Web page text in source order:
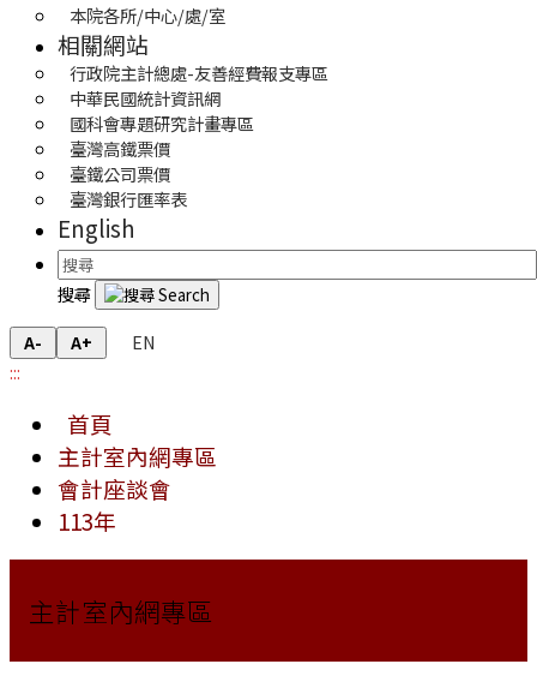
本院各所/中心/處/室
相關網站
行政院主計總處-友善經費報支專區
中華民國統計資訊網
國科會專題研究計畫專區
臺灣高鐵票價
臺鐵公司票價
臺灣銀行匯率表
English
搜尋
A- A+
EN
:::
首頁
主計室內網專區
會計座談會
113年
主計室內網專區